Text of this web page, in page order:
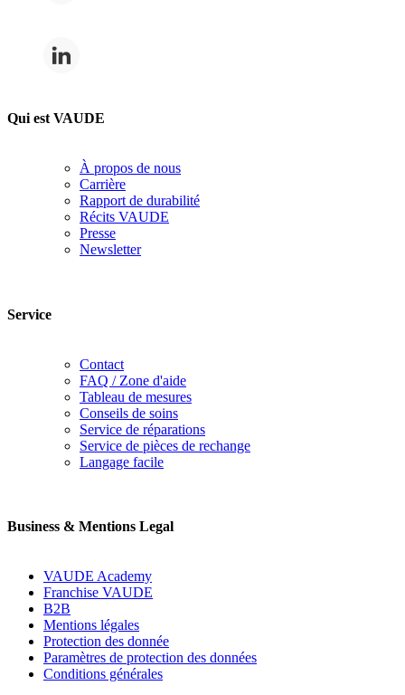
Qui est VAUDE
À propos de nous
Carrière
Rapport de durabilité
Récits VAUDE
Presse
Newsletter
Service
Contact
FAQ / Zone d'aide
Tableau de mesures
Conseils de soins
Service de réparations
Service de pièces de rechange
Langage facile
Business & Mentions Legal
VAUDE Academy
Franchise VAUDE
B2B
Mentions légales
Protection des donnée
Paramètres de protection des données
Conditions générales